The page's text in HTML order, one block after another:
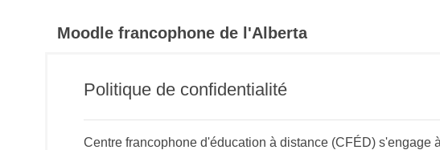
Moodle francophone de l'Alberta
Politique de confidentialité
Centre francophone d'éducation à distance (CFÉD)